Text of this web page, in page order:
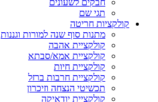
תגי שם
קולקציות חריטה
מתנות סוף שנה למורות וגננות
קולקציית אהבה
קולקציית אמא/סבתא
קולקציית חיות
קולקציית חרבות ברזל
תכשיטי הנצחה וזיכרון
קולקציית יודאיקה